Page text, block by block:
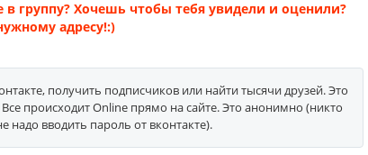
группу? Хочешь чтобы тебя увидели и оценили?
адресу!:)
получить подписчиков или найти тысячи друзей. Это
происходит Online прямо на сайте. Это анонимно (никто
надо вводить пароль от вконтакте).